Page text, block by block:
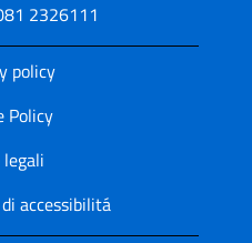
2326111
policy
Policy
accessibilitá